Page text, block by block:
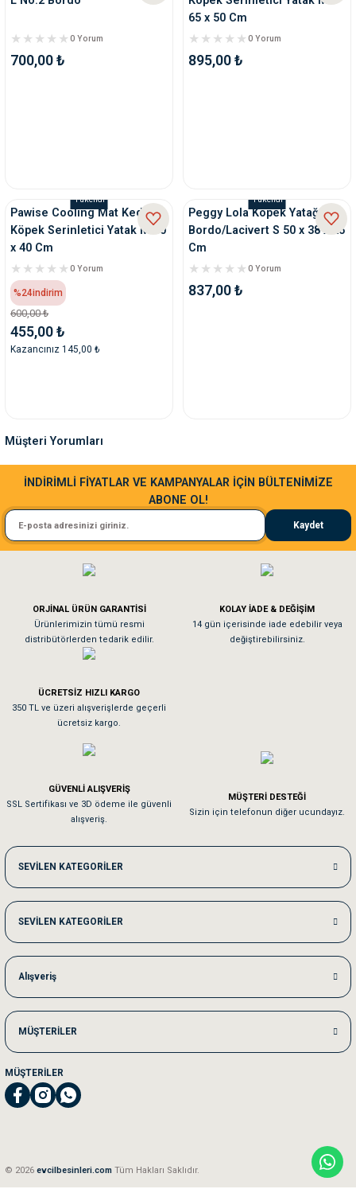
0 Yorum
700,00 ₺
65 x 50 Cm
0 Yorum
895,00 ₺
Tükendi
Pawise Cooling Mat Kedi
Köpek Serinletici Yatak M 50
x 40 Cm
0 Yorum
%24indirim
600,00 ₺
455,00 ₺
Kazancınız 145,00 ₺
Tükendi
Peggy Lola Köpek Yatağı
Bordo/Lacivert S 50 x 38 x 25
Cm
0 Yorum
837,00 ₺
Müşteri Yorumları
Sa**** Ta******
Kedim taze mamaya bayıldı kargo fimrasın da bir sorun yaşadım ve arkadaşlar
El**** Ek******
Köpeğim bayıldı hediyeler için teşekkürler
As**** Tu******
Tavşanım kafesinin kalitesine ve paketlemesine bayıldım
Sa**** On******
Kedilerim beğeniyorlar. Memnunuz. Uygun fiyatta olması iyi.
Me***** Ya******
Akşam verdiğim sipariş bir sonraki gün elime ulaştı. Jack russell köpeğim
Ka***** Ar******
İNDİRİMLİ FİYATLAR VE KAMPANYALAR İÇİN BÜLTENİMİZE
ABONE OL!
Kaydet
ORJİNAL ÜRÜN GARANTİSİ
Ürünlerimizin tümü resmi
distribütörlerden tedarik edilir.
KOLAY İADE & DEĞİŞİM
14 gün içerisinde iade edebilir veya
değiştirebilirsiniz.
ÜCRETSİZ HIZLI KARGO
350 TL ve üzeri alışverişlerde geçerli
ücretsiz kargo.
GÜVENLİ ALIŞVERİŞ
SSL Sertifikası ve 3D ödeme ile güvenli
alışveriş.
MÜŞTERİ DESTEĞİ
Sizin için telefonun diğer ucundayız.
SEVİLEN KATEGORİLER
SEVİLEN KATEGORİLER
Alışveriş
MÜŞTERİLER
MÜŞTERİLER
© 2026 evcilbesinleri.com Tüm Hakları Saklıdır.